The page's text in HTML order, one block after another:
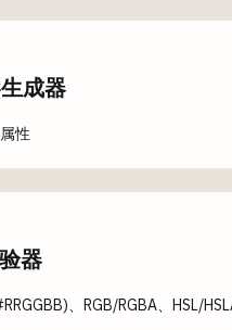
成器
性
器
、RGB/RGBA、HSL/